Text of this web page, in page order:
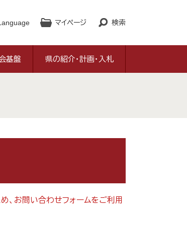
マイページ 検索
基盤 県の紹介・計画・入札
、お問い合わせフォームをご利用